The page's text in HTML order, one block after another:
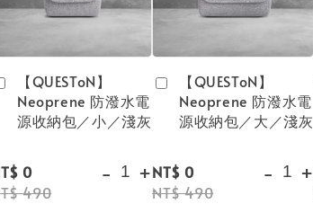
【QUESToN】
Neoprene 防潑水電
源收納包／小／淺灰
0
490
- +
【QUESToN】
Neoprene 防潑水電
源收納包／大／淺灰
NT$ 0
NT$ 490
- +